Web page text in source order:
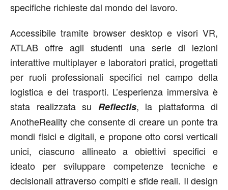
specifiche richieste dal mondo del lavoro.
Accessibile tramite browser desktop e visori VR,
ATLAB offre agli studenti una serie di lezioni
interattive multiplayer e laboratori pratici, progettati
per ruoli professionali specifici nel campo della
logistica e dei trasporti. L’esperienza immersiva è
stata realizzata su Reflectis, la piattaforma di
AnotheReality che consente di creare un ponte tra
mondi fisici e digitali, e propone otto corsi verticali
unici, ciascuno allineato a obiettivi specifici e
ideato per sviluppare competenze tecniche e
decisionali attraverso compiti e sfide reali. Il design